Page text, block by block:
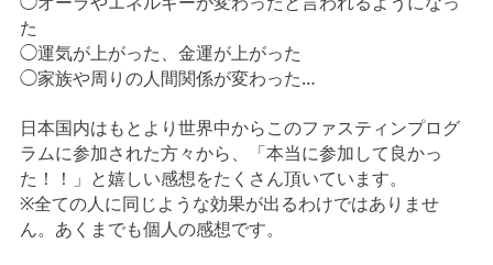
た
◯運気が上がった、金運が上がった
◯家族や周りの人間関係が変わった…
日本国内はもとより世界中からこのファスティンプログ
ラムに参加された方々から、「本当に参加して良かっ
た！！」と嬉しい感想をたくさん頂いています。
※全ての人に同じような効果が出るわけではありませ
ん。あくまでも個人の感想です。